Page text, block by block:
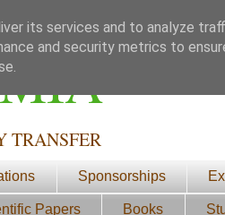
TRANSFER
Sponsorships
Papers Books
its services and to analyze
and security metrics to